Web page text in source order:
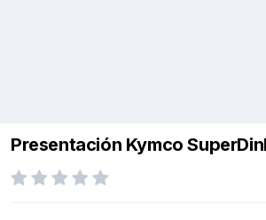
Presentación Kymco